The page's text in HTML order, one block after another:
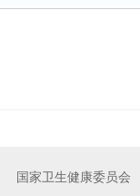
国家卫生健康委员会